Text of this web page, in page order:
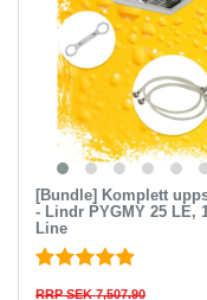
[Bundle] Komplett
- Lindr PYGMY 25 LE,
Line
RRP SEK 7,507.90